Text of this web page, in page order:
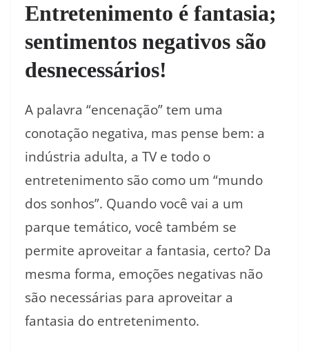
Entretenimento é fantasia;
sentimentos negativos são
desnecessários!
A palavra “encenação” tem uma
conotação negativa, mas pense bem: a
indústria adulta, a TV e todo o
entretenimento são como um “mundo
dos sonhos”. Quando você vai a um
parque temático, você também se
permite aproveitar a fantasia, certo? Da
mesma forma, emoções negativas não
são necessárias para aproveitar a
fantasia do entretenimento.